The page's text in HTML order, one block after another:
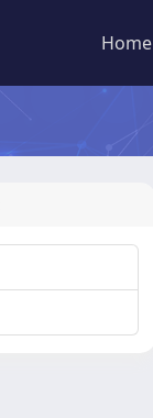
Home